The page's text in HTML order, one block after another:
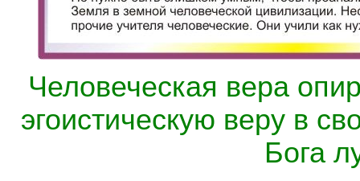
Человеческая вера
эгоистическую веру в
Бога